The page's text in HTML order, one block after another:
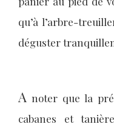
qu’à l’arbre-
déguster
A noter que la
cabanes et